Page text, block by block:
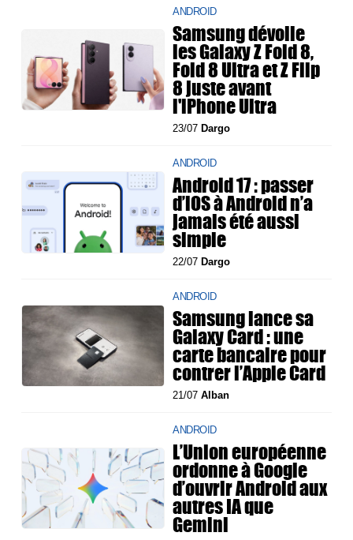
ANDROID
Samsung dévoile
les Galaxy Z Fold 8,
Fold 8 Ultra et Z Flip
8 juste avant
l'iPhone Ultra
23/07 Dargo
ANDROID
Android 17 : passer
d’iOS à Android n’a
jamais été aussi
simple
22/07 Dargo
ANDROID
Samsung lance sa
Galaxy Card : une
carte bancaire pour
contrer l’Apple Card
21/07Alban
ANDROID
L’Union européenne
ordonne à Google
d’ouvrir Android aux
autres IA que
Gemini